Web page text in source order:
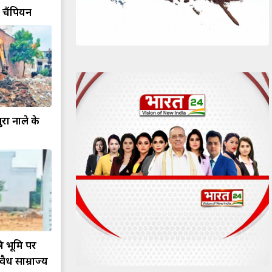
चैंपियन
नाले के
भूमि पर
साम्राज्य